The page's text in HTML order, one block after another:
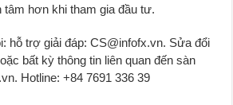
tâm hơn khi tham gia đầu tư.
hỗ trợ giải đáp: CS@infofx.vn. Sửa đổi
bất kỳ thông tin liên quan đến sàn
Hotline: +84 7691 336 39